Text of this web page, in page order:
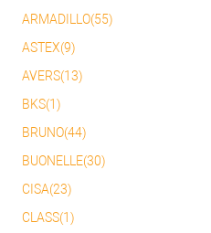
ARMADILLO(55)
ASTEX(9)
AVERS(13)
BKS(1)
BRUNO(44)
BUONELLE(30)
CISA(23)
CLASS(1)